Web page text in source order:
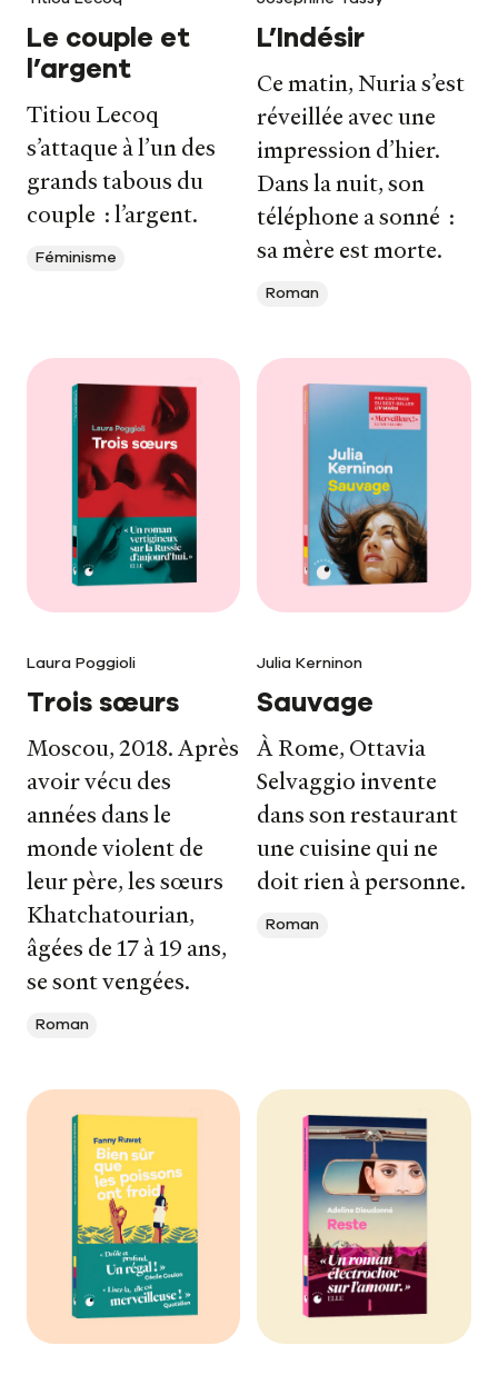
Le couple et
l’argent
Titiou Lecoq
s’attaque à l’un des
grands tabous du
couple : l’argent.
Féminisme
L’Indésir
Ce matin, Nuria s’est
réveillée avec une
impression d’hier.
Dans la nuit, son
téléphone a sonné :
sa mère est morte.
Roman
Laura Poggioli
Trois sœurs
Moscou, 2018. Après
avoir vécu des
années dans le
monde violent de
leur père, les sœurs
Khatchatourian,
âgées de 17 à 19 ans,
se sont vengées.
Roman
Julia Kerninon
Sauvage
À Rome, Ottavia
Selvaggio invente
dans son restaurant
une cuisine qui ne
doit rien à personne.
Roman